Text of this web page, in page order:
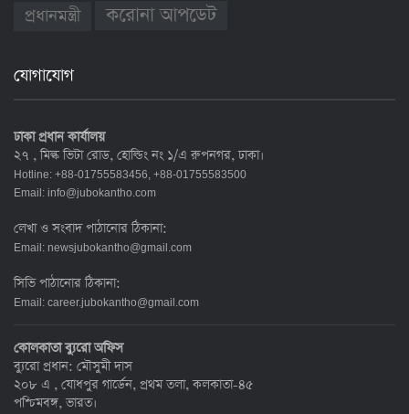
প্রধানমন্ত্রী করোনা আপডেট
যোগাযোগ
ঢাকা প্রধান কার্যালয়
২৭ , মিল্ক ভিটা রোড, হোল্ডিং নং ১/এ রুপনগর, ঢাকা।
Hotline: +88-01755583456, +88-01755583500
Email: info@jubokantho.com
লেখা ও সংবাদ পাঠানোর ঠিকানা:
Email: newsjubokantho@gmail.com
সিভি পাঠানোর ঠিকানা:
Email: career.jubokantho@gmail.com
কোলকাতা ব্যুরো অফিস
ব্যুরো প্রধান: মৌসুমী দাস
২০৮ এ , যোধপুর গার্ডেন, প্রথম তলা, কলকাতা-৪৫
পশ্চিমবঙ্গ, ভারত।